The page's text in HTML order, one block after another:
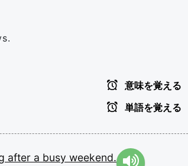
意味を覚える
単語を覚える
after a busy weekend.